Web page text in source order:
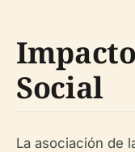
Social
La asociación de